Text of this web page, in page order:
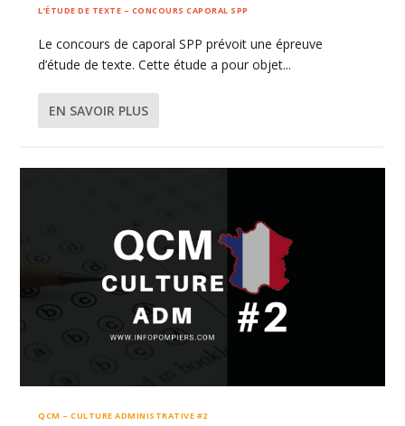
L’ÉTUDE DE TEXTE – CONCOURS CAPORAL SPP
Le concours de caporal SPP prévoit une épreuve
d’étude de texte. Cette étude a pour objet...
EN SAVOIR PLUS
QCM – CULTURE ADMINISTRATIVE #2